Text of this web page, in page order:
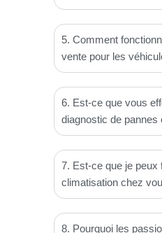
5. Comment
vente pour les
6. Est-ce que vous
diagnostic de pannes
7. Est-ce que je peux
climatisation chez
8. Pourquoi les